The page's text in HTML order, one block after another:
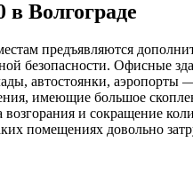
в Волгограде
предъявляются
безопасности. Офисные
автостоянки, аэропорты
имеющие большое
возгорания и сокращение
помещениях довольно